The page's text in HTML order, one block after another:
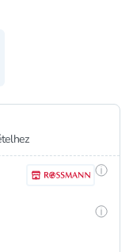
listához
on sale